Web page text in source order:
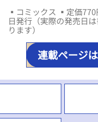
▪コミックス ▪定価
日発行（実際の発売日
ります）
連載ページ